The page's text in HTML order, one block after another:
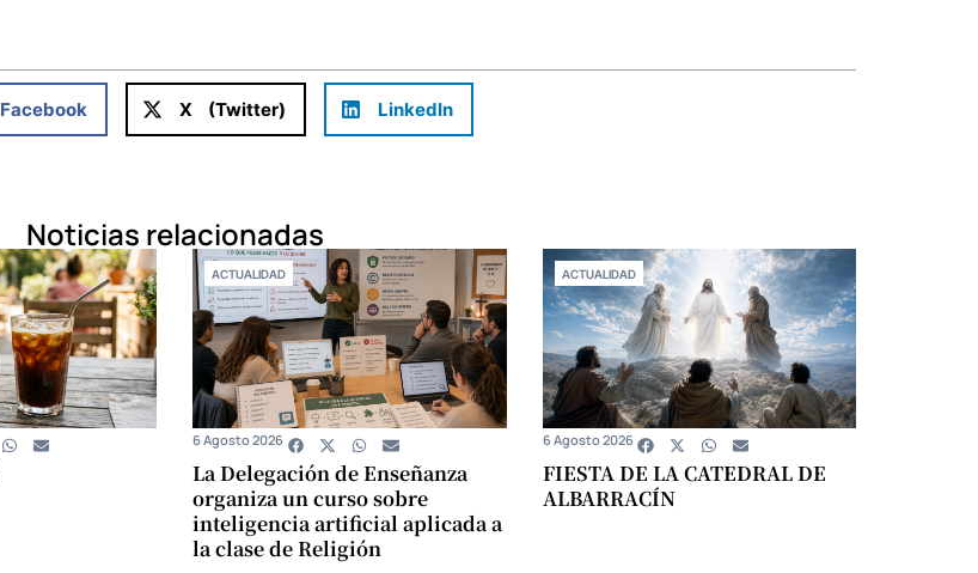
Facebook X (Twitter) LinkedIn
Noticias relacionadas
ACTUALIDAD
La Delegación de Enseñanza
organiza un curso sobre
inteligencia artificial aplicada a
la clase de Religión
6 Agosto 2026
ACTUALIDAD
FIESTA DE LA CATEDRAL DE
ALBARRACÍN
6 Agosto 2026